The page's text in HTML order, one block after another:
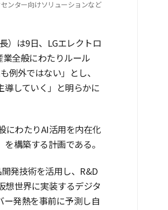
ンター向けソリューションなど
）は9日、LGエレクトロ
全般にわたりルール
例外ではない」とし、
導していく」と明らかに
にわたりAI活用を内在化
構築する計画である。
発技術を活用し、R&D
想世界に実装するデジタ
ー発熱を事前に予測し自